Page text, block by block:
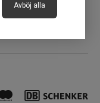
Avböj alla